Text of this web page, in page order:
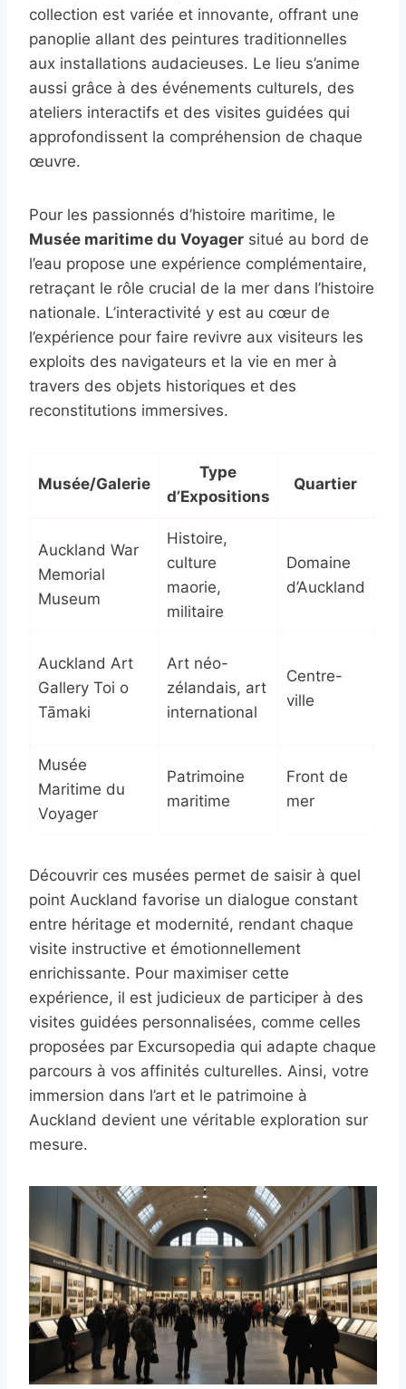
collection est variée et innovante, offrant une
panoplie allant des peintures traditionnelles
aux installations audacieuses. Le lieu s’anime
aussi grâce à des événements culturels, des
ateliers interactifs et des visites guidées qui
approfondissent la compréhension de chaque
œuvre.
Pour les passionnés d’histoire maritime, le
Musée maritime du Voyager situé au bord de
l’eau propose une expérience complémentaire,
retraçant le rôle crucial de la mer dans l’histoire
nationale. L’interactivité y est au cœur de
l’expérience pour faire revivre aux visiteurs les
exploits des navigateurs et la vie en mer à
travers des objets historiques et des
reconstitutions immersives.
Musée/Galerie
Type
d’Expositions
Quartier
Auckland War
Memorial
Museum
Histoire,
culture
maorie,
militaire
Domaine
d’Auckland
Auckland Art
Gallery Toi o
Tāmaki
Art néo-
zélandais, art
international
Centre-
ville
Musée
Maritime du
Voyager
Patrimoine
maritime
Front de
mer
Découvrir ces musées permet de saisir à quel
point Auckland favorise un dialogue constant
entre héritage et modernité, rendant chaque
visite instructive et émotionnellement
enrichissante. Pour maximiser cette
expérience, il est judicieux de participer à des
visites guidées personnalisées, comme celles
proposées par Excursopedia qui adapte chaque
parcours à vos affinités culturelles. Ainsi, votre
immersion dans l’art et le patrimoine à
Auckland devient une véritable exploration sur
mesure.